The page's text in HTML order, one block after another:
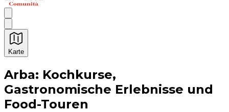
Karte
Unvergessliche kulinarische Erlebnisse:
Arba: Kochkurse,
Gastronomische Erlebnisse und
Food-Touren